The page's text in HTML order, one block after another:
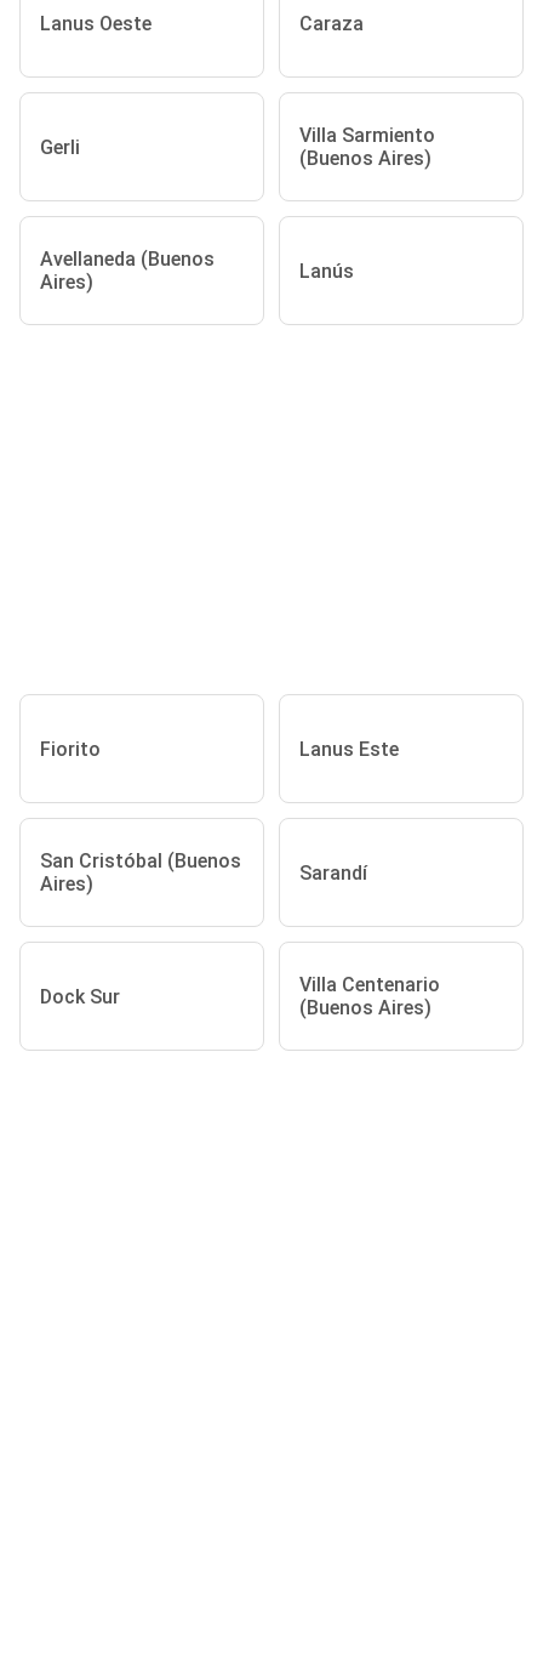
Lanus Oeste Caraza
Gerli
Villa Sarmiento
(Buenos Aires)
Avellaneda (Buenos
Aires)
Lanús
Fiorito Lanus Este
San Cristóbal (Buenos
Aires)
Sarandí
Dock Sur
Villa Centenario
(Buenos Aires)